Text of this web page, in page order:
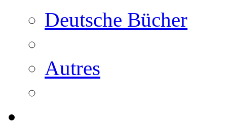
Deutsche Bücher
Autres